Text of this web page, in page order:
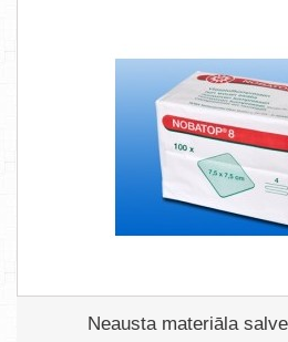
Neausta materiāla